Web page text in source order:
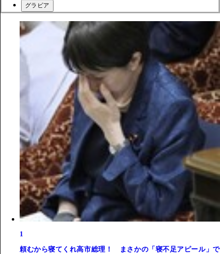
グラビア
1
頼むから寝てくれ高市総理！ まさかの「寝不足アピール」で